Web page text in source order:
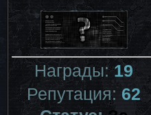
Награды:19
Репутация:62